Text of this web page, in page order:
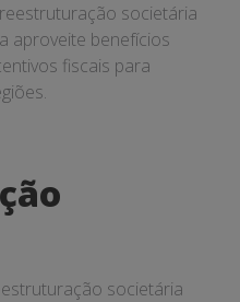
societária
aproveite benefícios
fiscais para
societária